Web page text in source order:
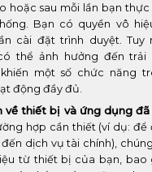
hoặc sau mỗi lần bạn
Bạn có quyền vô
cài đặt trình duyệt. Tuy
thể ảnh hưởng đến trải
một số chức năng
động đầy đủ.
về thiết bị và ứng dụng
hợp cần thiết (ví dụ: để
đến dịch vụ tài chính),
từ thiết bị của bạn, bao